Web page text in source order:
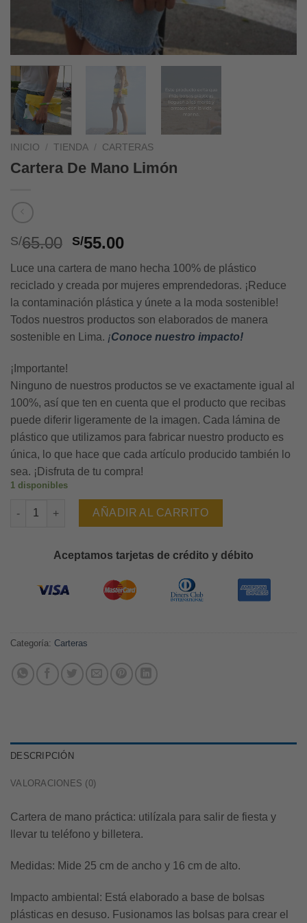
INICIO / TIENDA / CARTERAS
Cartera De Mano Limón
S/65.00 Original
was:
S/65.00.
S/55.00Current
is:
S/55.00.
Luce una cartera de mano hecha 100% de plástico
reciclado y creada por mujeres emprendedoras. ¡Reduce
la contaminación plástica y únete a la moda sostenible!
Todos nuestros productos son elaborados de manera
sostenible en Lima. ¡Conoce nuestro impacto!
¡Importante!
Ninguno de nuestros productos se ve exactamente igual al
100%, así que ten en cuenta que el producto que recibas
puede diferir ligeramente de la imagen. Cada lámina de
plástico que utilizamos para fabricar nuestro producto es
única, lo que hace que cada artículo producido también lo
sea. ¡Disfruta de tu compra!
1 disponibles
Cartera De Mano Limón cantidad
AÑADIR AL CARRITO
Aceptamos tarjetas de crédito y débito
Categoría: Carteras
DESCRIPCIÓN
VALORACIONES (0)
Cartera de mano práctica: utilízala para salir de fiesta y
llevar tu teléfono y billetera.
Medidas: Mide 25 cm de ancho y 16 cm de alto.
Impacto ambiental: Está elaborado a base de bolsas
plásticas en desuso. Fusionamos las bolsas para crear el